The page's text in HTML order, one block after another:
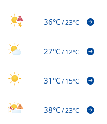
36°C/23°C
27°C/12°C
31°C/15°C
38°C/23°C